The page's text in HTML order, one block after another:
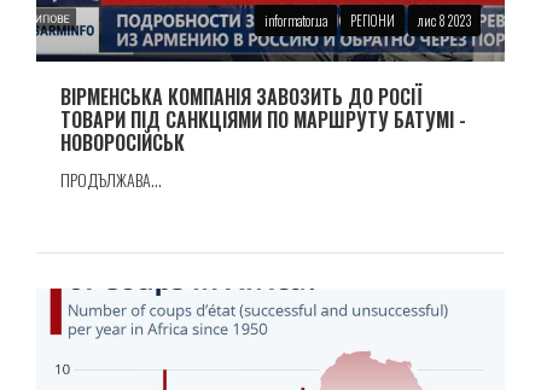
informator.ua РЕГІОНИ лис 8 2023
ВIРМЕНСЬКА КОМПАНIЯ ЗАВОЗИТЬ ДО РОСІЇ
ТОВАРИ ПIД САНКЦIЯМИ ПО МАРШРУТУ БАТУМI -
НОВОРОСIЙСЬК
ПРОДЪЛЖАВА...